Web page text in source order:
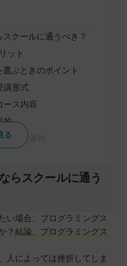
クールに通うべき？
ット
ぶときのポイント
講形式
ース内容
的
ポート体制
育訓練給付金制度
のプログラミングスク
る
らスクールに通う
い場合、プログラミングス
？ 結論、プログラミングス
人によっては挫折してしま